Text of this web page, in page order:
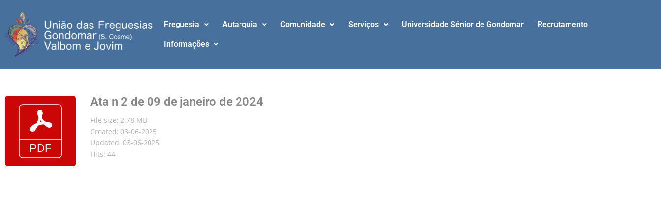
Freguesia Autarquia Comunidade Serviços Universidade Sénior de Gondomar Recrutamento
Informações
Ata n 2 de 09 de janeiro de 2024
File size: 2.78 MB
Created: 03-06-2025
Updated: 03-06-2025
Hits: 44